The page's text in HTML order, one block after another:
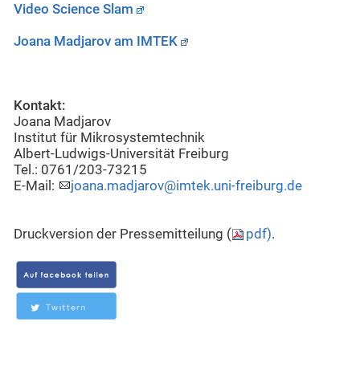
Video Science Slam
Joana Madjarov am IMTEK
Kontakt:
Joana Madjarov
Institut für Mikrosystemtechnik
Albert-Ludwigs-Universität Freiburg
Tel.: 0761/203-73215
E-Mail:
joana.madjarov@imtek.uni-freiburg.de
Druckversion der Pressemitteilung ( pdf).